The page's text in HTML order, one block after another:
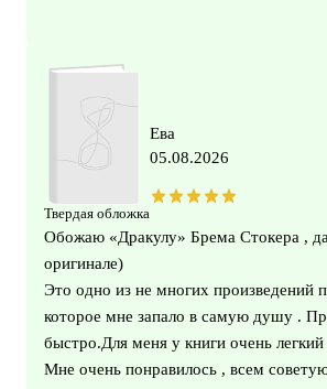
Твердая обложка
Ева
05.08.2026
Обожаю «Дракулу» Брема Стокера ,
оригинале)
Это одно из не многих произведений
которое мне запало в самую душу .
быстро.Для меня у книги очень легкий
Мне очень понравилось , всем